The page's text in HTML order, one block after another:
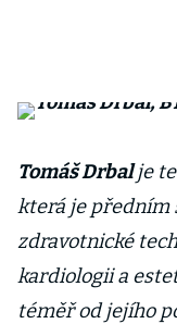
Tomáš Drbalje
která je předním
zdravotnické
kardiologii a
téměř od jejího